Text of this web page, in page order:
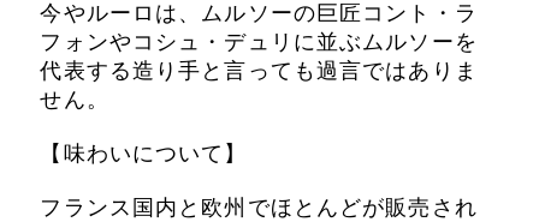
今やルーロは、ムルソーの巨匠コント・ラ
フォンやコシュ・デュリに並ぶムルソーを
代表する造り手と言っても過言ではありま
せん。
【味わいについて】
フランス国内と欧州でほとんどが販売され